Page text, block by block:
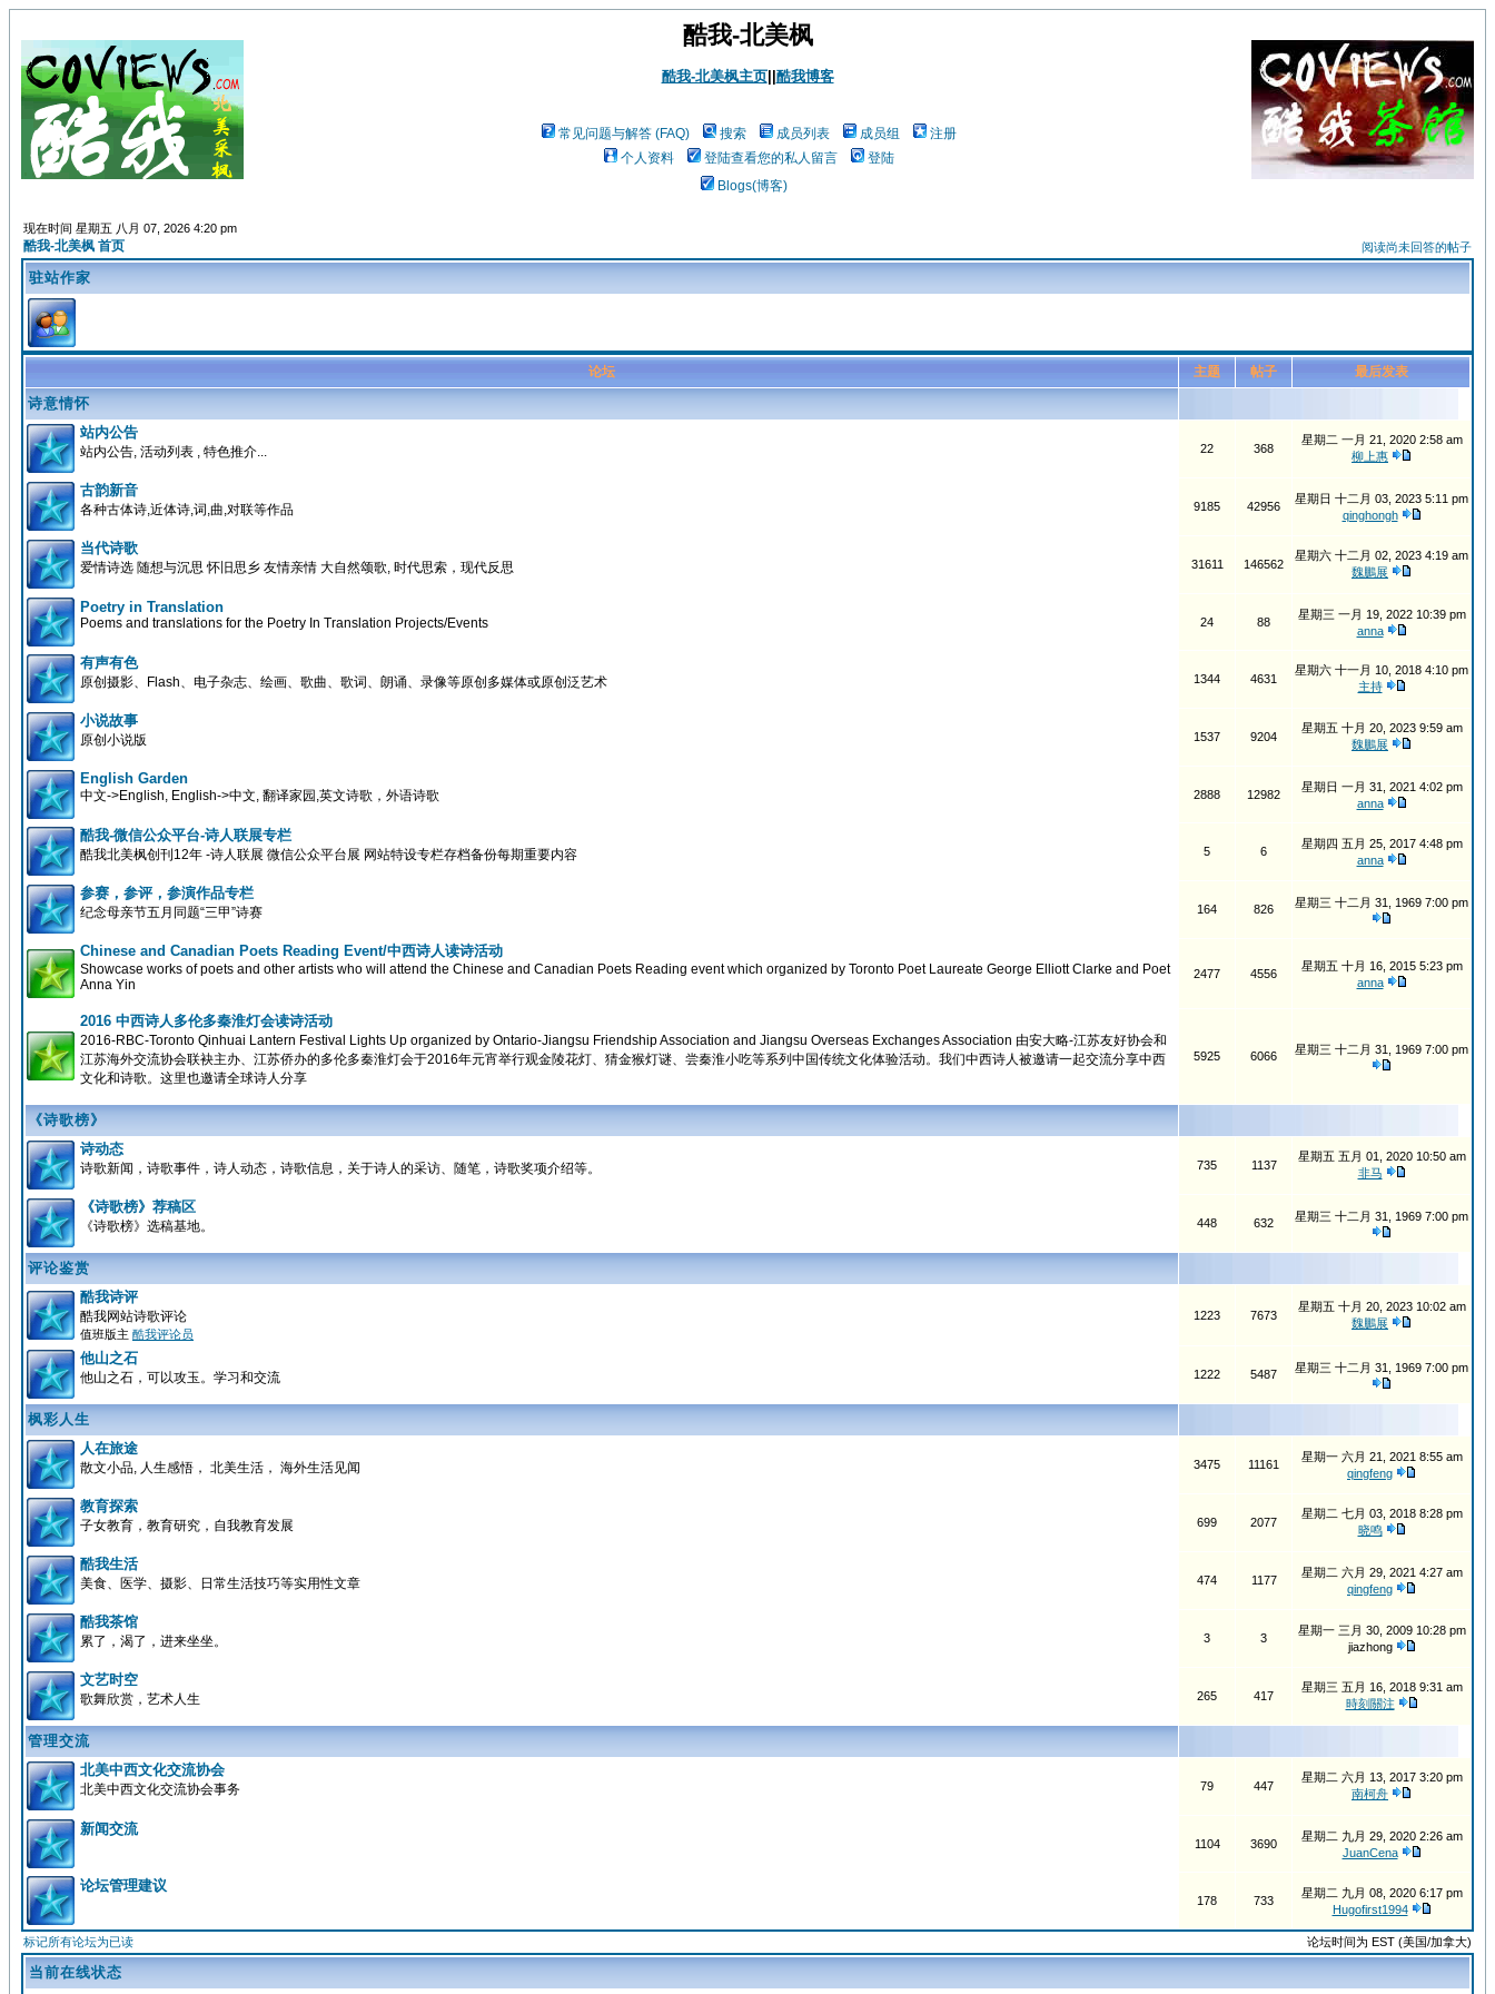
酷我-北美枫
酷我-北美枫主页|| 酷我博客
常见问题与解答 (FAQ) 搜索 成员列表 成员组
注册
个人资料
登陆查看您的私人留言
登陆
Blogs(博客)
现在时间 星期五 八月 07, 2026 4:20 pm
酷我-北美枫 首页 阅读尚未回答的帖子
驻站作家
论坛 主题 帖子 最后发表
诗意情怀
站内公告
站内公告, 活动列表 , 特色推介... 22 368
星期二 一月 21, 2020 2:58 am
柳上惠
古韵新音
各种古体诗,近体诗,词,曲,对联等作品 9185 42956
星期日 十二月 03, 2023 5:11 pm
qinghongh
当代诗歌
爱情诗选 随想与沉思 怀旧思乡 友情亲情 大自然颂歌, 时代思索，现代反思 31611 146562
星期六 十二月 02, 2023 4:19 am
魏鵬展
Poetry in Translation
Poems and translations for the Poetry In Translation Projects/Events 24 88
星期三 一月 19, 2022 10:39 pm
anna
有声有色
原创摄影、Flash、电子杂志、绘画、歌曲、歌词、朗诵、录像等原创多媒体或原创泛艺术 1344 4631
星期六 十一月 10, 2018 4:10 pm
主持
小说故事
原创小说版 1537 9204
星期五 十月 20, 2023 9:59 am
魏鵬展
English Garden
中文->English, English->中文, 翻译家园,英文诗歌，外语诗歌 2888 12982
星期日 一月 31, 2021 4:02 pm
anna
酷我-微信公众平台-诗人联展专栏
酷我北美枫创刊12年 -诗人联展 微信公众平台展 网站特设专栏存档备份每期重要内容 5 6
星期四 五月 25, 2017 4:48 pm
anna
参赛，参评，参演作品专栏
纪念母亲节五月同题“三甲”诗赛 164 826 星期三 十二月 31, 1969 7:00 pm
Chinese and Canadian Poets Reading Event/中西诗人读诗活动
Showcase works of poets and other artists who will attend the Chinese and Canadian Poets Reading event which organized by Toronto Poet Laureate George Elliott Clarke and Poet
Anna Yin
2477 4556
星期五 十月 16, 2015 5:23 pm
anna
2016 中西诗人多伦多秦淮灯会读诗活动
2016-RBC-Toronto Qinhuai Lantern Festival Lights Up organized by Ontario-Jiangsu Friendship Association and Jiangsu Overseas Exchanges Association 由安大略-江苏友好协会和
江苏海外交流协会联袂主办、江苏侨办的多伦多秦淮灯会于2016年元宵举行观金陵花灯、猜金猴灯谜、尝秦淮小吃等系列中国传统文化体验活动。我们中西诗人被邀请一起交流分享中西
文化和诗歌。这里也邀请全球诗人分享
5925 6066 星期三 十二月 31, 1969 7:00 pm
《诗歌榜》
诗动态
诗歌新闻，诗歌事件，诗人动态，诗歌信息，关于诗人的采访、随笔，诗歌奖项介绍等。 735 1137
星期五 五月 01, 2020 10:50 am
非马
《诗歌榜》荐稿区
《诗歌榜》选稿基地。 448 632 星期三 十二月 31, 1969 7:00 pm
评论鉴赏
酷我诗评
酷我网站诗歌评论
值班版主 酷我评论员
1223 7673
星期五 十月 20, 2023 10:02 am
魏鵬展
他山之石
他山之石，可以攻玉。学习和交流 1222 5487 星期三 十二月 31, 1969 7:00 pm
枫彩人生
人在旅途
散文小品, 人生感悟， 北美生活， 海外生活见闻 3475 11161
星期一 六月 21, 2021 8:55 am
qingfeng
教育探索
子女教育，教育研究，自我教育发展 699 2077
星期二 七月 03, 2018 8:28 pm
晓鸣
酷我生活
美食、医学、摄影、日常生活技巧等实用性文章 474 1177
星期二 六月 29, 2021 4:27 am
qingfeng
酷我茶馆
累了，渴了，进来坐坐。 3 3
星期一 三月 30, 2009 10:28 pm
jiazhong
文艺时空
歌舞欣赏，艺术人生 265 417
星期三 五月 16, 2018 9:31 am
時刻關注
管理交流
北美中西文化交流协会
北美中西文化交流协会事务 79 447
星期二 六月 13, 2017 3:20 pm
南柯舟
新闻交流
1104 3690
星期二 九月 29, 2020 2:26 am
JuanCena
论坛管理建议
178 733
星期二 九月 08, 2020 6:17 pm
Hugofirst1994
标记所有论坛为已读 论坛时间为 EST (美国/加拿大)
当前在线状态